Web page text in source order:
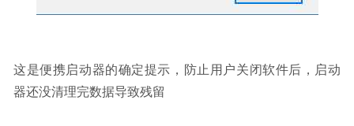
这是便携启动器的确定提示，防止用户关闭软件后，启动
器还没清理完数据导致残留